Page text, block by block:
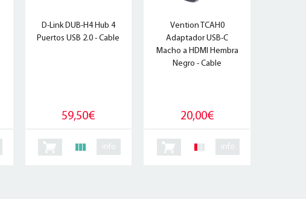
D-Link DUB-H4 Hub 4
Puertos USB 2.0 - Cable
59,50€
info
Vention TCAH0
Adaptador USB-C
Macho a HDMI Hembra
Negro - Cable
20,00€
info